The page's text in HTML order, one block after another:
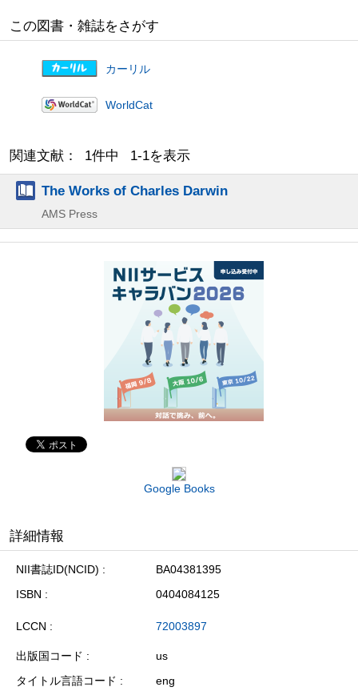
この図書・雑誌をさがす
カーリル
WorldCat
関連文献： 1件中 1-1を表示
The Works of Charles Darwin
AMS Press
Google Books
詳細情報
NII書誌ID(NCID)
BA04381395
ISBN
0404084125
LCCN 72003897
出版国コード
us
タイトル言語コード
eng